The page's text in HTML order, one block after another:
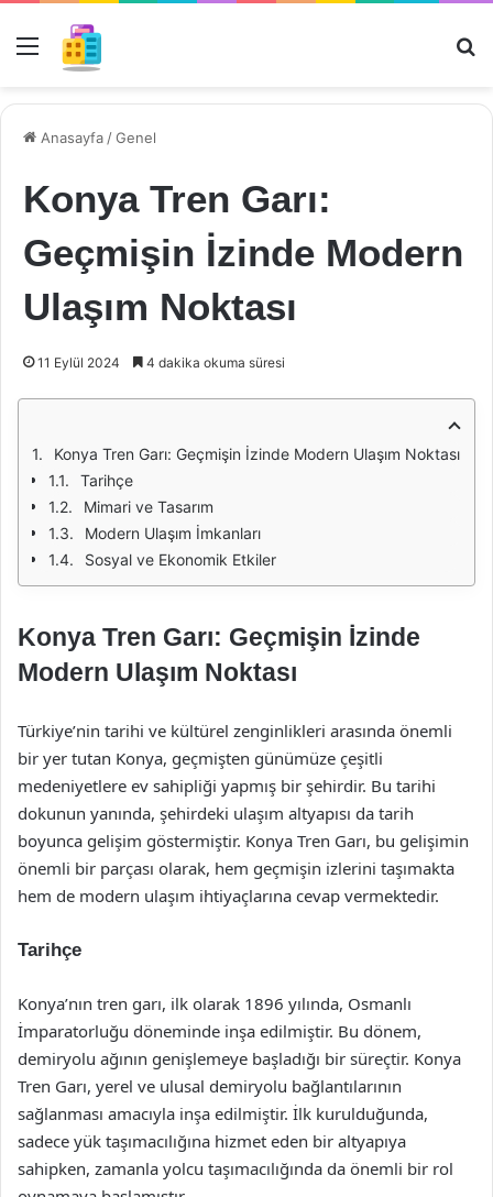
Menü
Anasayfa /Genel
Konya Tren Garı:
Geçmişin İzinde Modern
Ulaşım Noktası
11 Eylül 2024 4 dakika okuma süresi
Konya Tren Garı: Geçmişin İzinde Modern Ulaşım Noktası
Tarihçe
Mimari ve Tasarım
Modern Ulaşım İmkanları
Sosyal ve Ekonomik Etkiler
Konya Tren Garı: Geçmişin İzinde
Modern Ulaşım Noktası
Türkiye’nin tarihi ve kültürel zenginlikleri arasında önemli
bir yer tutan Konya, geçmişten günümüze çeşitli
medeniyetlere ev sahipliği yapmış bir şehirdir. Bu tarihi
dokunun yanında, şehirdeki ulaşım altyapısı da tarih
boyunca gelişim göstermiştir. Konya Tren Garı, bu gelişimin
önemli bir parçası olarak, hem geçmişin izlerini taşımakta
hem de modern ulaşım ihtiyaçlarına cevap vermektedir.
Tarihçe
Konya’nın tren garı, ilk olarak 1896 yılında, Osmanlı
İmparatorluğu döneminde inşa edilmiştir. Bu dönem,
demiryolu ağının genişlemeye başladığı bir süreçtir. Konya
Tren Garı, yerel ve ulusal demiryolu bağlantılarının
sağlanması amacıyla inşa edilmiştir. İlk kurulduğunda,
sadece yük taşımacılığına hizmet eden bir altyapıya
sahipken, zamanla yolcu taşımacılığında da önemli bir rol